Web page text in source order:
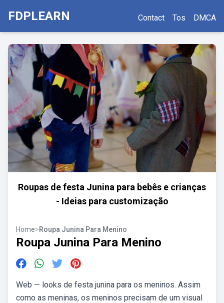
FDPLEARN Contact Tos DMCA
Roupas de festa Junina para bebês e crianças
- Ideias para customização
Home>Roupa Junina Para Menino
Roupa Junina Para Menino
Web — looks de festa junina para os meninos. Assim
como as meninas, os meninos precisam de um visual